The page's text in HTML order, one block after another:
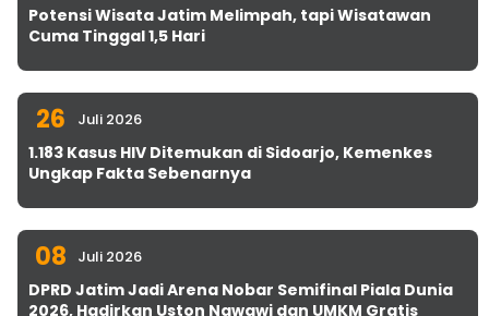
Potensi Wisata Jatim Melimpah, tapi Wisatawan
Cuma Tinggal 1,5 Hari
26 Juli 2026
1.183 Kasus HIV Ditemukan di Sidoarjo, Kemenkes
Ungkap Fakta Sebenarnya
08 Juli 2026
DPRD Jatim Jadi Arena Nobar Semifinal Piala Dunia
2026, Hadirkan Uston Nawawi dan UMKM Gratis